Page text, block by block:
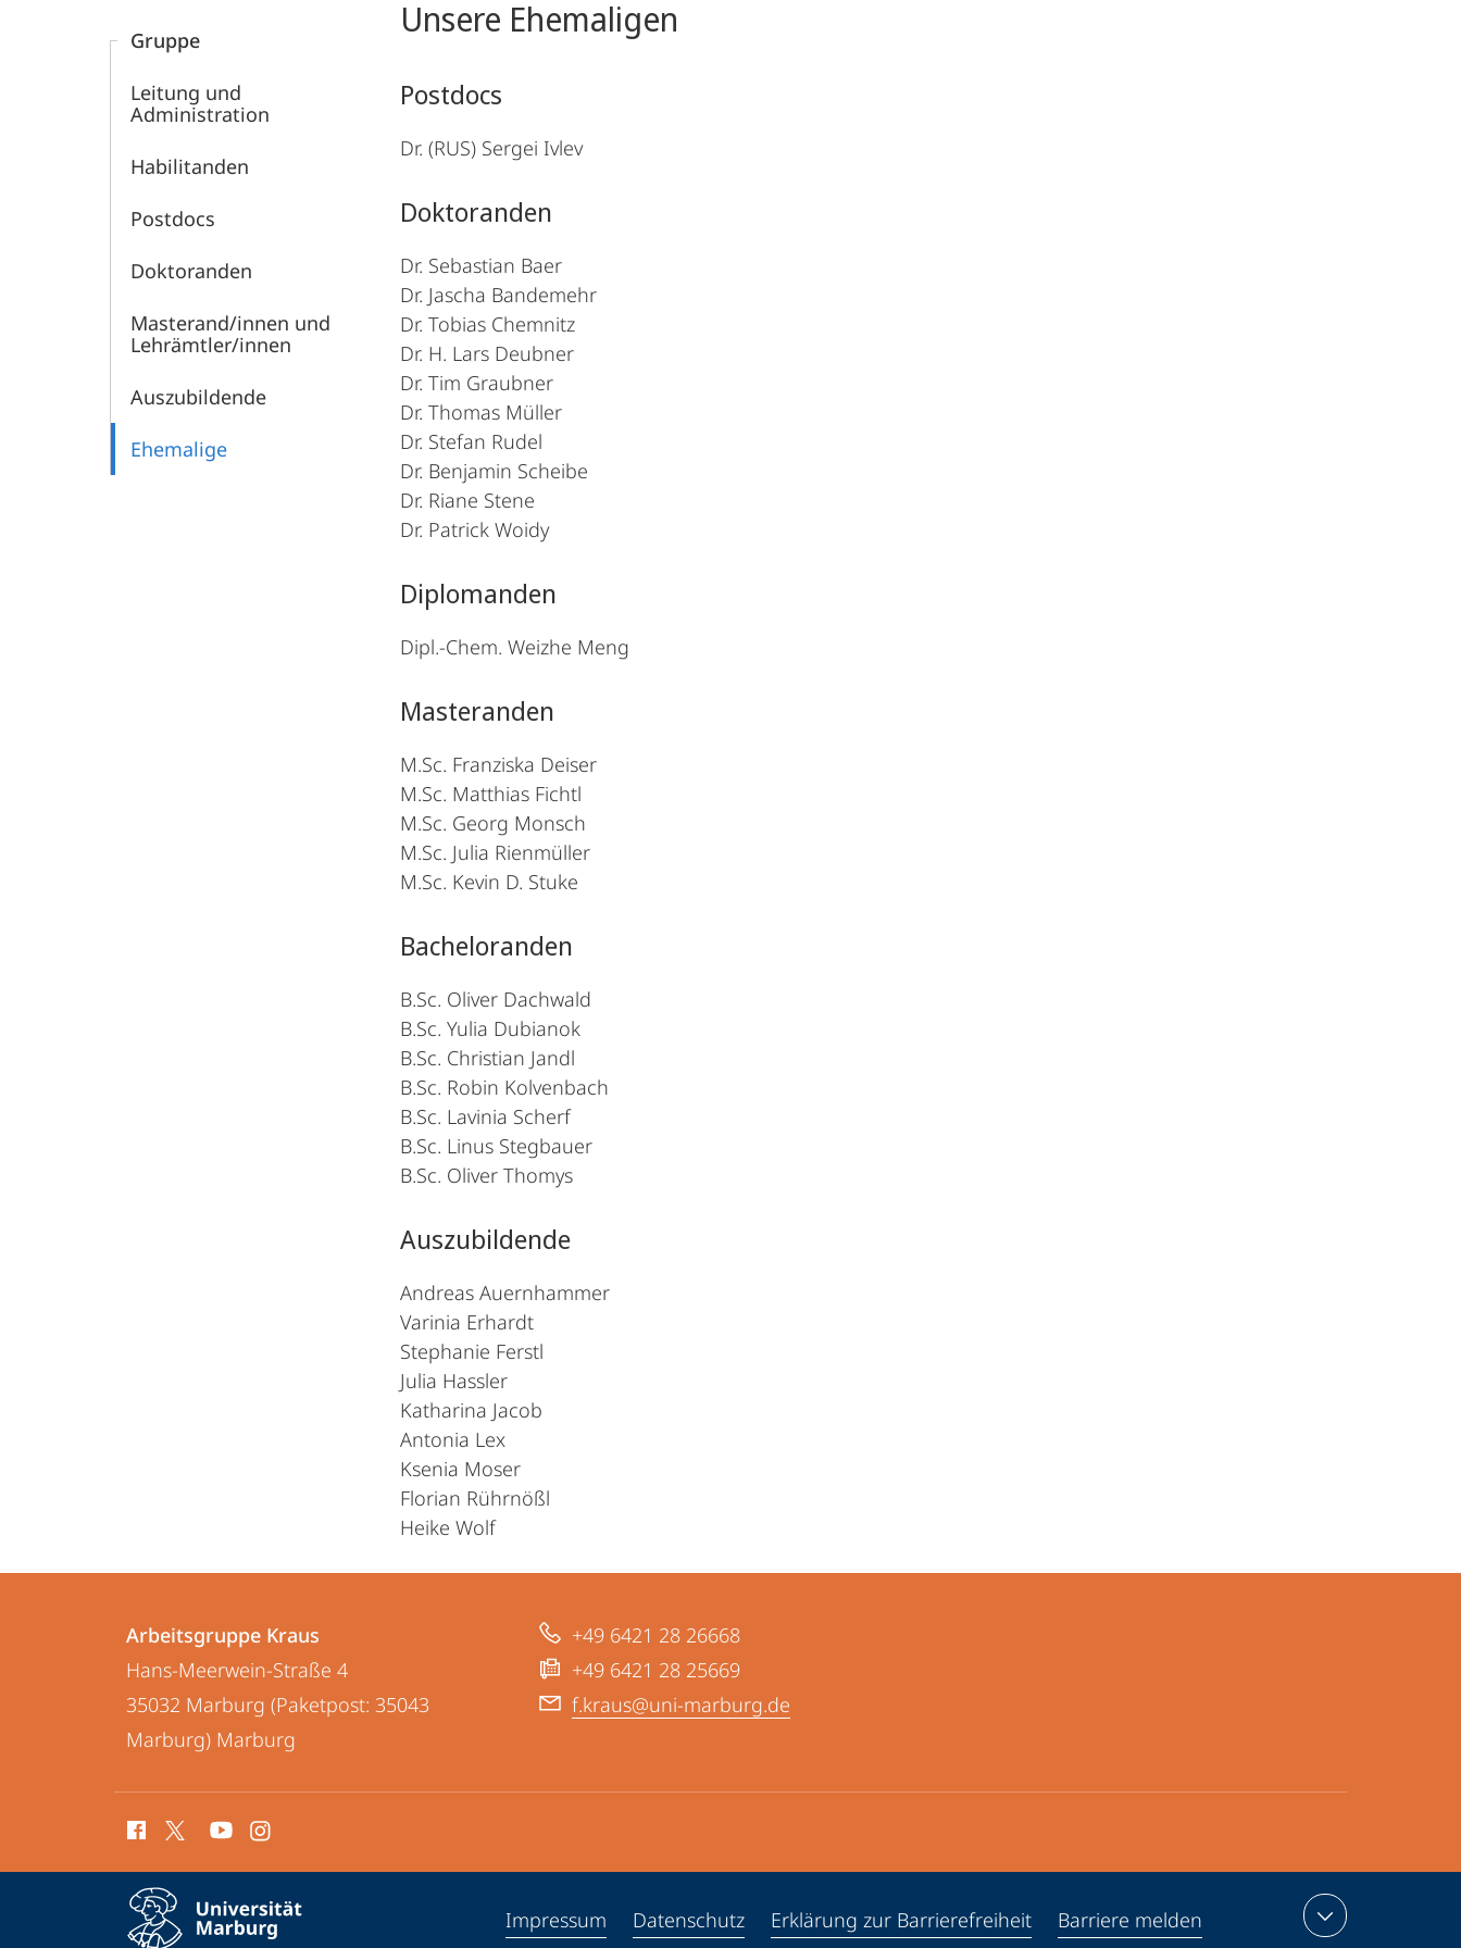
Gruppe
Leitung und
Administration
Habilitanden
Postdocs
Doktoranden
Masterand/innen und
Lehrämtler/innen
Auszubildende
Ehemalige
Unsere Ehemaligen
Postdocs
Dr. (RUS) Sergei Ivlev
Doktoranden
Dr. Sebastian Baer
Dr. Jascha Bandemehr
Dr. Tobias Chemnitz
Dr. H. Lars Deubner
Dr. Tim Graubner
Dr. Thomas Müller
Dr. Stefan Rudel
Dr. Benjamin Scheibe
Dr. Riane Stene
Dr. Patrick Woidy
Diplomanden
Dipl.-Chem. Weizhe Meng
Masteranden
M.Sc. Franziska Deiser
M.Sc. Matthias Fichtl
M.Sc. Georg Monsch
M.Sc. Julia Rienmüller
M.Sc. Kevin D. Stuke
Bacheloranden
B.Sc. Oliver Dachwald
B.Sc. Yulia Dubianok
B.Sc. Christian Jandl
B.Sc. Robin Kolvenbach
B.Sc. Lavinia Scherf
B.Sc. Linus Stegbauer
B.Sc. Oliver Thomys
Auszubildende
Andreas Auernhammer
Varinia Erhardt
Stephanie Ferstl
Julia Hassler
Katharina Jacob
Antonia Lex
Ksenia Moser
Florian Rührnößl
Heike Wolf
Informationen
Kontaktinformationen
Arbeitsgruppe
Kraus
Arbeitsgruppe Kraus
Hans-Meerwein-Straße 4
35032 Marburg (Paketpost: 35043
Marburg) Marburg
+49 6421 28 26668
+49 6421 28 25669
f.kraus@uni-marburg.de
Media
Kontakte
Service-
Navigation
Impressum Datenschutz Erklärung zur Barrierefreiheit Barriere melden
Kontaktinformationen ausklappen